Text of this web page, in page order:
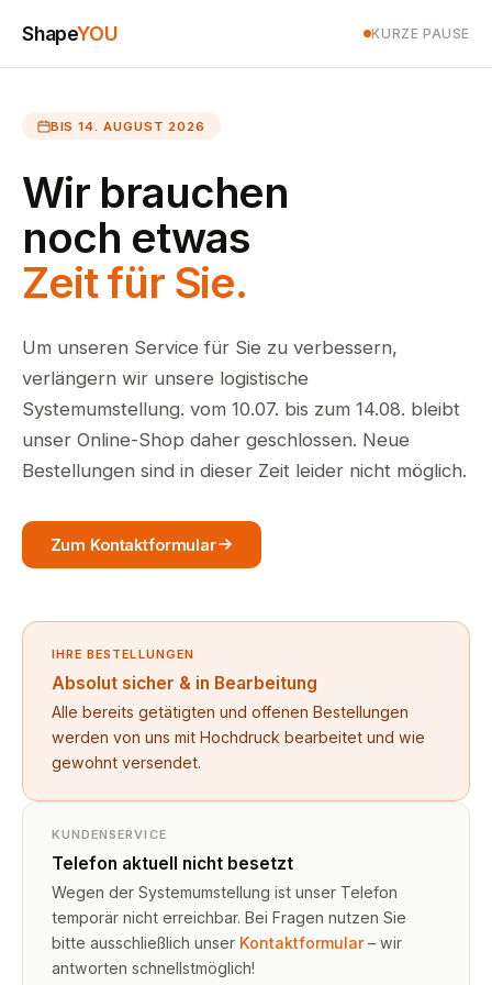
ShapeYOU KURZE PAUSE
BIS 14. AUGUST 2026
Wir brauchen
noch etwas
Zeit für Sie.
Um unseren Service für Sie zu verbessern,
verlängern wir unsere logistische
Systemumstellung. vom 10.07. bis zum 14.08. bleibt
unser Online-Shop daher geschlossen. Neue
Bestellungen sind in dieser Zeit leider nicht möglich.
Zum Kontaktformular
IHRE BESTELLUNGEN
Absolut sicher & in Bearbeitung
Alle bereits getätigten und offenen Bestellungen
werden von uns mit Hochdruck bearbeitet und wie
gewohnt versendet.
KUNDENSERVICE
Telefon aktuell nicht besetzt
Wegen der Systemumstellung ist unser Telefon
temporär nicht erreichbar. Bei Fragen nutzen Sie
bitte ausschließlich unser Kontaktformular– wir
antworten schnellstmöglich!